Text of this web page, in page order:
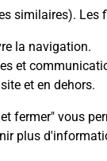
similaires). Les
la navigation.
et
et en dehors.
fermer" vous
plus